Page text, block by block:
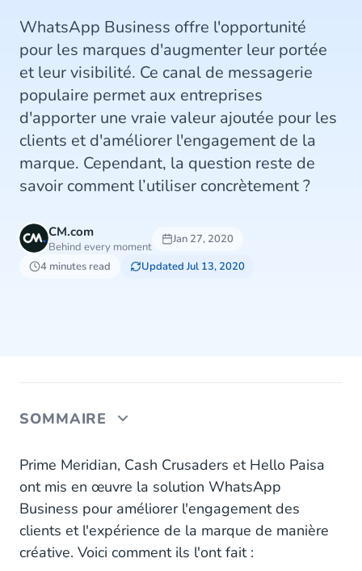
WhatsApp Business offre l'opportunité
pour les marques d'augmenter leur portée
et leur visibilité. Ce canal de messagerie
populaire permet aux entreprises
d'apporter une vraie valeur ajoutée pour les
clients et d'améliorer l'engagement de la
marque. Cependant, la question reste de
savoir comment l’utiliser concrètement ?
CM.com
Behind every moment
Jan 27, 2020
4 minutes read
Updated Jul 13, 2020
SOMMAIRE
Réduire le temps de traitement des demandes
client | Prime Meridian Direct
Augmenter le taux de réponse | Cash Crusaders
Accessibilité accrue | Hello Paisa
Prime Meridian, Cash Crusaders et Hello Paisa
ont mis en œuvre la solution WhatsApp
Business pour améliorer l'engagement des
clients et l'expérience de la marque de manière
créative. Voici comment ils l'ont fait :